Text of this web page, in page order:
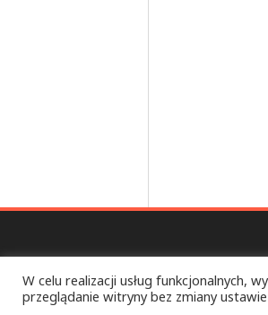
ULTRA CHAOS
W celu realizacji usług funkcjonalnych,
przeglądanie witryny bez zmiany